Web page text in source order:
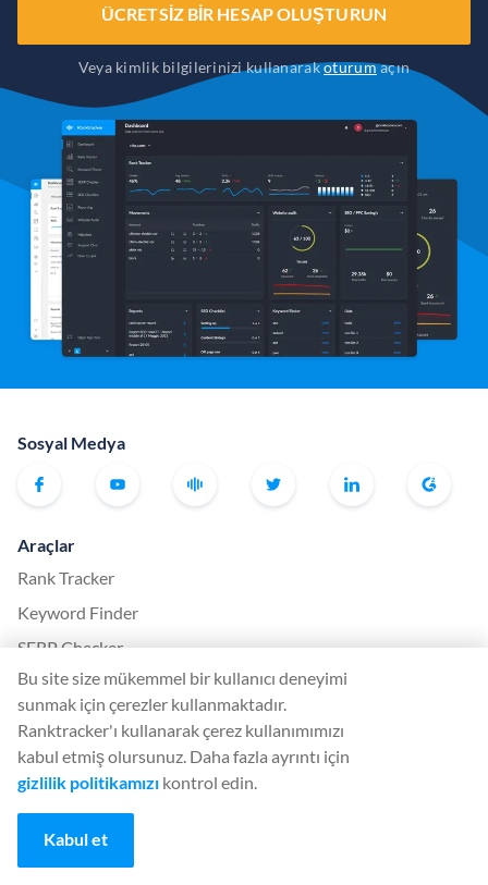
ÜCRETSIZ BIR HESAP OLUŞTURUN
Veya kimlik bilgilerinizi kullanarakoturumaçın
Sosyal Medya
Araçlar
Rank Tracker
Keyword Finder
SERP Checker
Web Audit
Backlink Checker
Backlink Monitor
SEO Kontrol Listesi
AI Article Writer
Bu site size mükemmel bir kullanıcı deneyimi
sunmak için çerezler kullanmaktadır.
Ranktracker'ı kullanarak çerez kullanımımızı
kabul etmiş olursunuz. Daha fazla ayrıntı için
gizlilik politikamızı kontrol edin.
Kabul et